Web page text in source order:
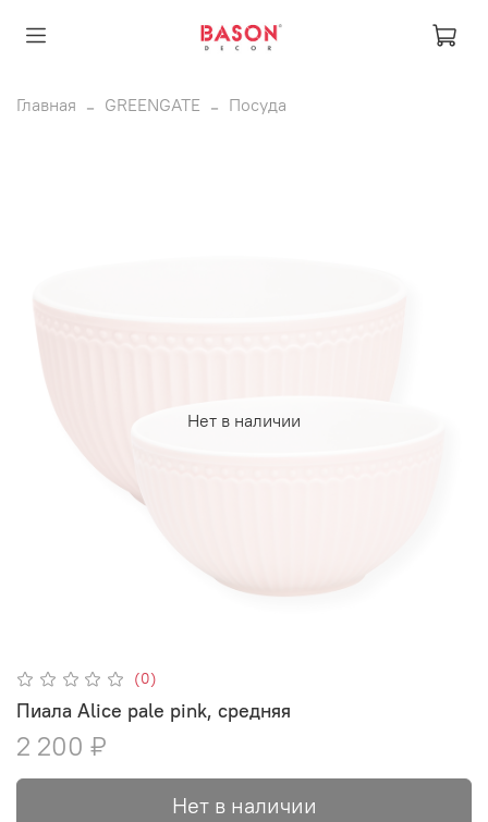
Главная GREENGATE Посуда
Нет в наличии
(0)
Пиала Alice pale pink, средняя
2 200 ₽
Нет в наличии